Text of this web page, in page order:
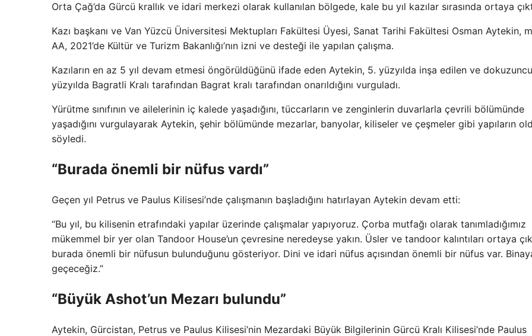
Orta Çağ’da Gürcü krallık ve idari merkezi olarak kullanılan bölgede, kale bu yıl kazılar sırasında ortaya
Kazı başkanı ve Van Yüzcü Üniversitesi Mektupları Fakültesi Üyesi, Sanat Tarihi Fakültesi Osman Aytekin,
AA, 2021’de Kültür ve Turizm Bakanlığı’nın izni ve desteği ile yapılan çalışma.
Kazıların en az 5 yıl devam etmesi öngörüldüğünü ifade eden Aytekin, 5. yüzyılda inşa edilen ve dokuzuncu
yüzyılda Bagratli Kralı tarafından Bagrat kralı tarafından onarıldığını vurguladı.
Yürütme sınıfının ve ailelerinin iç kalede yaşadığını, tüccarların ve zenginlerin duvarlarla çevrili bölümünde
yaşadığını vurgulayarak Aytekin, şehir bölümünde mezarlar, banyolar, kiliseler ve çeşmeler gibi yapıların
söyledi.
“Burada önemli bir nüfus vardı”
Geçen yıl Petrus ve Paulus Kilisesi’nde çalışmanın başladığını hatırlayan Aytekin devam etti:
“Bu yıl, bu kilisenin etrafındaki yapılar üzerinde çalışmalar yapıyoruz. Çorba mutfağı olarak tanımladığımız
mükemmel bir yer olan Tandoor House’un çevresine neredeyse yakın. Üsler ve tandoor kalıntıları ortaya
burada önemli bir nüfusun bulunduğunu gösteriyor. Dini ve idari nüfus açısından önemli bir nüfus var.
geçeceğiz.”
“Büyük Ashot’un Mezarı bulundu”
Aytekin, Gürcistan, Petrus ve Paulus Kilisesi’nin Mezardaki Büyük Bilgilerinin Gürcü Kralı Kilisesi’nde Paulus